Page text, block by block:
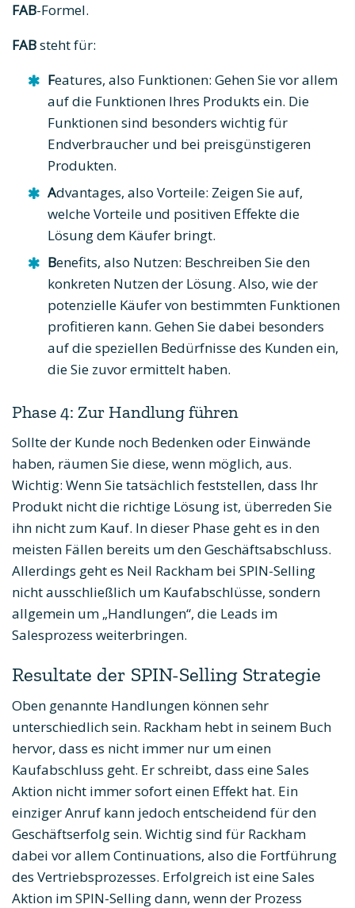
FAB-Formel.
FABsteht für:
Features, also Funktionen: Gehen Sie vor allem
auf die Funktionen Ihres Produkts ein. Die
Funktionen sind besonders wichtig für
Endverbraucher und bei preisgünstigeren
Produkten.
Advantages, also Vorteile: Zeigen Sie auf,
welche Vorteile und positiven Effekte die
Lösung dem Käufer bringt.
Benefits, also Nutzen: Beschreiben Sie den
konkreten Nutzen der Lösung. Also, wie der
potenzielle Käufer von bestimmten Funktionen
profitieren kann. Gehen Sie dabei besonders
auf die speziellen Bedürfnisse des Kunden ein,
die Sie zuvor ermittelt haben.
Phase 4: Zur Handlung führen
Sollte der Kunde noch Bedenken oder Einwände
haben, räumen Sie diese, wenn möglich, aus.
Wichtig: Wenn Sie tatsächlich feststellen, dass Ihr
Produkt nicht die richtige Lösung ist, überreden Sie
ihn nicht zum Kauf. In dieser Phase geht es in den
meisten Fällen bereits um den Geschäftsabschluss.
Allerdings geht es Neil Rackham bei SPIN-Selling
nicht ausschließlich um Kaufabschlüsse, sondern
allgemein um „Handlungen“, die Leads im
Salesprozess weiterbringen.
Resultate der SPIN-Selling Strategie
Oben genannte Handlungen können sehr
unterschiedlich sein. Rackham hebt in seinem Buch
hervor, dass es nicht immer nur um einen
Kaufabschluss geht. Er schreibt, dass eine Sales
Aktion nicht immer sofort einen Effekt hat. Ein
einziger Anruf kann jedoch entscheidend für den
Geschäftserfolg sein. Wichtig sind für Rackham
dabei vor allem Continuations, also die Fortführung
des Vertriebsprozesses. Erfolgreich ist eine Sales
Aktion im SPIN-Selling dann, wenn der Prozess